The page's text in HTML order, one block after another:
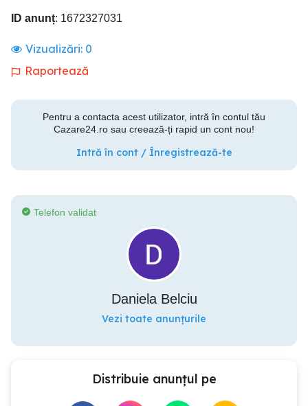
ID anunț: 1672327031
Vizualizări: 0
Raportează
Pentru a contacta acest utilizator, intră în contul tău
Cazare24.ro sau creează-ți rapid un cont nou!
Intră în cont / Înregistrează-te
Telefon validat
Daniela Belciu
Vezi toate anunțurile
Distribuie anunțul pe